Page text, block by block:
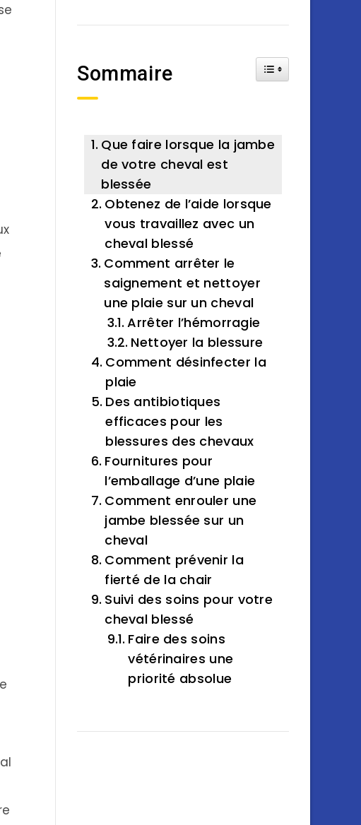
Sommaire Toggle Table of
Que faire lorsque la jambe
de votre cheval est
blessée
Obtenez de l’aide lorsque
vous travaillez avec un
cheval blessé
Comment arrêter le
saignement et nettoyer
une plaie sur un cheval
Arrêter l’hémorragie
Nettoyer la blessure
Comment désinfecter la
plaie
Des antibiotiques
efficaces pour les
blessures des chevaux
Fournitures pour
l’emballage d’une plaie
Comment enrouler une
jambe blessée sur un
cheval
Comment prévenir la
fierté de la chair
Suivi des soins pour votre
cheval blessé
Faire des soins
vétérinaires une
priorité absolue